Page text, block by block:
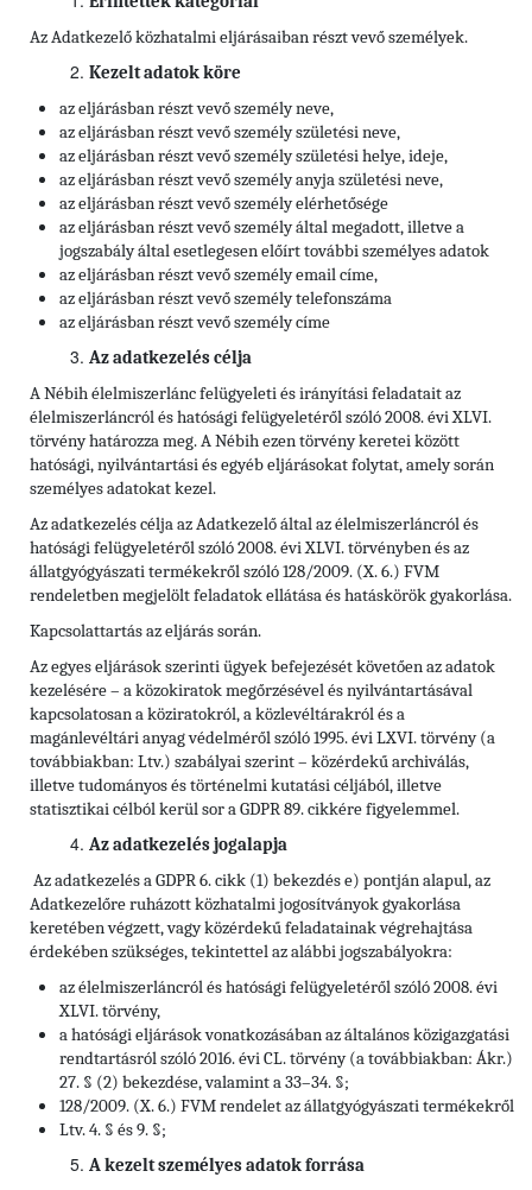
Az Adatkezelő közhatalmi eljárásaiban részt vevő személyek.
Kezelt adatok köre
az eljárásban részt vevő személy neve,
az eljárásban részt vevő személy születési neve,
az eljárásban részt vevő személy születési helye, ideje,
az eljárásban részt vevő személy anyja születési neve,
az eljárásban részt vevő személy elérhetősége
az eljárásban részt vevő személy által megadott, illetve a
jogszabály által esetlegesen előírt további személyes adatok
az eljárásban részt vevő személyemail címe,
az eljárásban részt vevő személytelefonszáma
az eljárásban részt vevő személycíme
Az adatkezelés célja
A Nébih élelmiszerlánc felügyeleti és irányítási feladatait az
élelmiszerláncról és hatósági felügyeletéről szóló 2008. évi XLVI.
törvény határozza meg. A Nébih ezen törvény keretei között
hatósági, nyilvántartási és egyéb eljárásokat folytat, amely során
személyes adatokat kezel.
Az adatkezelés célja az Adatkezelő által az élelmiszerláncról és
hatósági felügyeletéről szóló 2008. évi XLVI. törvényben és az
állatgyógyászati termékekről szóló 128/2009. (X. 6.) FVM
rendeletben megjelölt feladatok ellátása és hatáskörök gyakorlása.
Kapcsolattartás az eljárás során.
Az egyes eljárások szerinti ügyek befejezését követően az adatok
kezelésére – a közokiratok megőrzésével és nyilvántartásával
kapcsolatosan a köziratokról, a közlevéltárakról és a
magánlevéltári anyag védelméről szóló 1995. évi LXVI. törvény (a
továbbiakban: Ltv.) szabályai szerint – közérdekű archiválás,
illetve tudományos és történelmi kutatási céljából, illetve
statisztikai célból kerül sor a GDPR 89. cikkére figyelemmel.
Az adatkezelés jogalapja
Az adatkezelés a GDPR 6. cikk (1) bekezdés e) pontján alapul, az
Adatkezelőre ruházott közhatalmi jogosítványok gyakorlása
keretében végzett, vagy közérdekű feladatainak végrehajtása
érdekében szükséges, tekintettel az alábbi jogszabályokra:
az élelmiszerláncról és hatósági felügyeletéről szóló 2008. évi
XLVI. törvény,
a hatósági eljárások vonatkozásában az általános közigazgatási
rendtartásról szóló 2016. évi CL. törvény (a továbbiakban: Ákr.)
27. § (2) bekezdése, valamint a 33–34. §;
128/2009. (X. 6.) FVM rendelet az állatgyógyászati termékekről
Ltv. 4. § és 9. §;
A kezelt személyes adatok forrása